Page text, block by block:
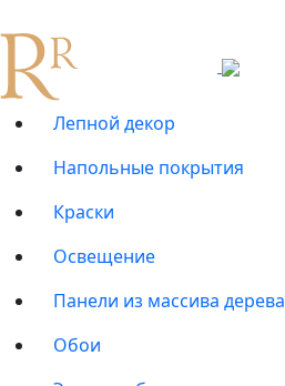
Лепной декор
Напольные покрытия
Краски
Освещение
Панели из массива дерева
Обои